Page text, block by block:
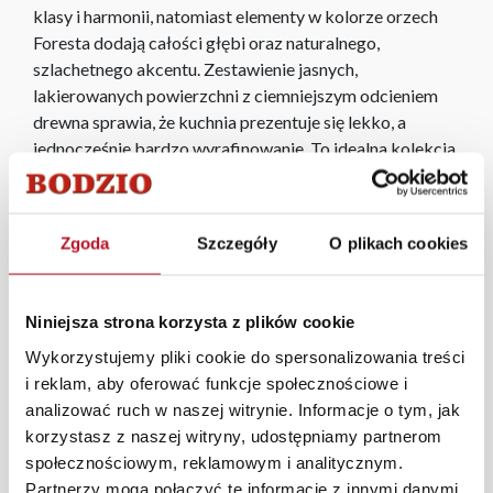
Zgoda Szczegóły O plikach cookies
Niniejsza strona korzysta z plików cookie
Wykorzystujemy pliki cookie do spersonalizowania treści
i reklam, aby oferować funkcje społecznościowe i
analizować ruch w naszej witrynie. Informacje o tym, jak
korzystasz z naszej witryny, udostępniamy partnerom
społecznościowym, reklamowym i analitycznym.
Partnerzy mogą połączyć te informacje z innymi danymi
klasy i harmonii, natomiast elementy w kolorze orzech
Foresta dodają całości głębi oraz naturalnego,
szlachetnego akcentu. Zestawienie jasnych,
lakierowanych powierzchni z ciemniejszym odcieniem
drewna sprawia, że kuchnia prezentuje się lekko, a
jednocześnie bardzo wyrafinowanie. To idealna kolekcja
zarówno do mniejszych wnętrz — które optycznie
rozjaśni — jak i przestronnych kuchni, gdzie podkreśli
efektowny design z funkcjonalnością: przemyślane
moduły, wysokiej jakości materiały oraz możliwość
kolekcja dopasuje się do potrzeb każdego domu.
Świetnie odnajduje się także w aranżacjach glamour,
prowansalskich i klasycznych.
W każdym z salonów mebli Bodzio oferujemy pomoc w
aranżacji mebli, a nasi pracownicy z wykorzystaniem